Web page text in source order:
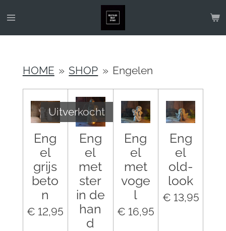
Ga
hoofdinhoud
HOME » SHOP » Engelen
Eng
el
grijs
beto
n
€ 12,95
Uitverkocht
Eng
el
met
ster
in de
han
d
Eng
el
met
voge
l
€ 16,95
Eng
el
old-
look
€ 13,95